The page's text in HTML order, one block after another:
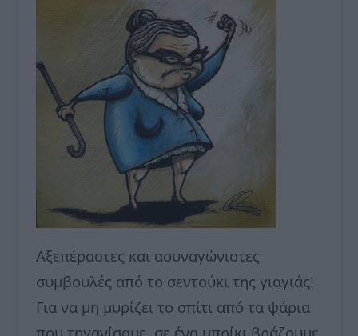
Αξεπέραστες και ασυναγώνιστες
συμβουλές από το σεντούκι της γιαγιάς!
Για να μη μυρίζει το σπίτι από τα ψάρια